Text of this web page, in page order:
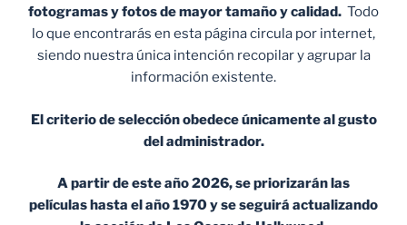
fotogramas y fotos de mayor tamaño y calidad. Todo
lo que encontrarás en esta página circula por internet,
siendo nuestra única intención recopilar y agrupar la
información existente.
El criterio de selección obedece únicamente al gusto
del administrador.
A partir de este año 2026, se priorizarán las
películas hasta el año 1970 y se seguirá actualizando